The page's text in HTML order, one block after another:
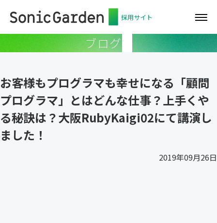
採用サイト
ブログ
お客様もプログラマも幸せになる「顧問
プログラマ」とはどんな仕事？上手くや
る秘訣は？大阪RubyKaigi02にて講演し
ました！
2019年09月26日